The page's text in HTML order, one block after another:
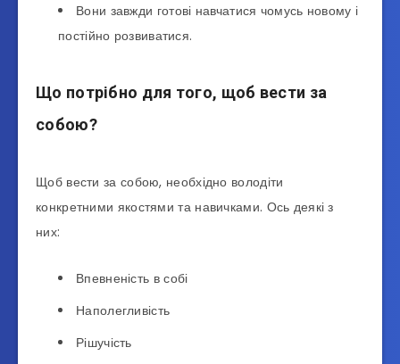
Вони завжди готові навчатися чомусь новому і
постійно розвиватися.
Що потрібно для того, щоб вести за
собою?
Щоб вести за собою, необхідно володіти
конкретними якостями та навичками. Ось деякі з
них:
Впевненість в собі
Наполегливість
Рішучість